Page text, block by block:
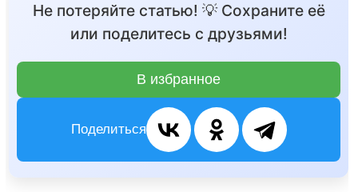
Не потеряйте статью! 💡 Сохраните её
или поделитесь с друзьями!
В избранное
Поделиться